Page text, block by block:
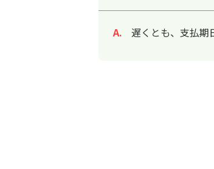
回答
遅くとも、支払期